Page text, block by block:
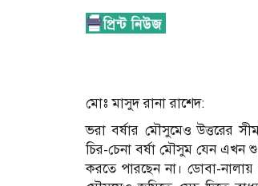
মোঃ মাসুদ রানা রাশেদ:
ভরা বর্ষার মৌসুমেও উত্তরের
চির-চেনা বর্ষা মৌসুম যেন
করতে পারছেন না। ডোবা-নালায়